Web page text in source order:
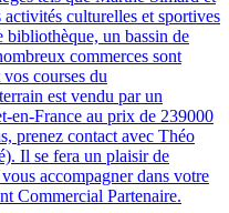
culturelles et sportives
bibliothèque, un bassin de
commerces sont
courses du
est vendu par un
en-France au prix de 239000
prenez contact avec Théo
Il se fera un plaisir de
accompagner dans votre
Commercial Partenaire.